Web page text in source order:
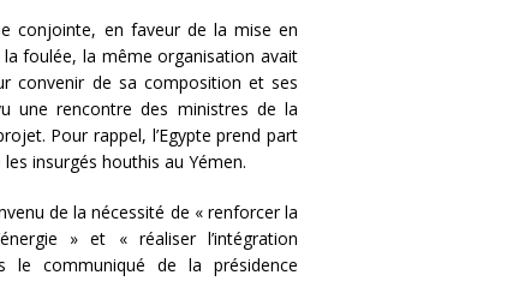
conjointe, en faveur de la mise en
foulée, la même organisation avait
convenir de sa composition et ses
une rencontre des ministres de la
Pour rappel, l’Egypte prend part
insurgés houthis au Yémen.
de la nécessité de « renforcer la
» et « réaliser l’intégration
le communiqué de la présidence